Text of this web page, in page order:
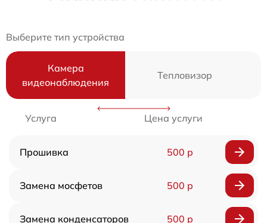
Выберите тип устройства
Камера
видеонаблюдения
Тепловизор
Услуга Цена услуги
Прошивка 500 р
Замена мосфетов 500 р
Замена конденсаторов 500 р